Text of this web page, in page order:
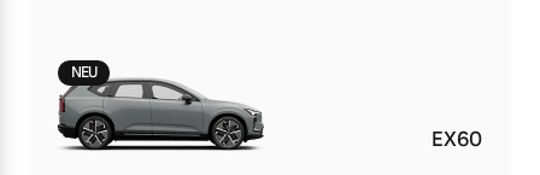
NEU
EX60